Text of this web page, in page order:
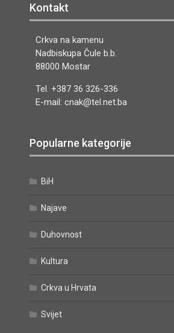
Kontakt
Crkva na kamenu
Nadbiskupa Čule b.b.
88000 Mostar
Tel. +387 36 326-336
E-mail: cnak@tel.net.ba
Popularne kategorije
BiH
Najave
Duhovnost
Kultura
Crkva u Hrvata
Svijet